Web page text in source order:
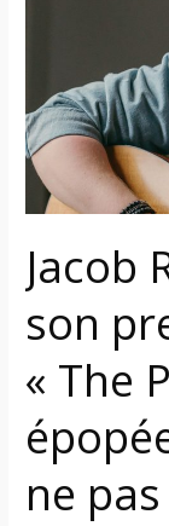
Jacob
son
« The
ne
« The
Passing »
–
Une
épopée
progressive
à
ne
pas
manquer